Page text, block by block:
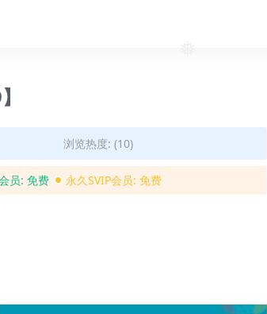
浏览热度: (10)
员: 免费 永久SVIP会员: 免费